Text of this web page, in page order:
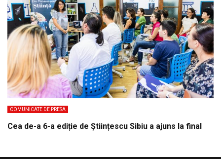
COMUNICATE DE PRESA
Cea de-a 6-a ediție de Științescu Sibiu a ajuns la final